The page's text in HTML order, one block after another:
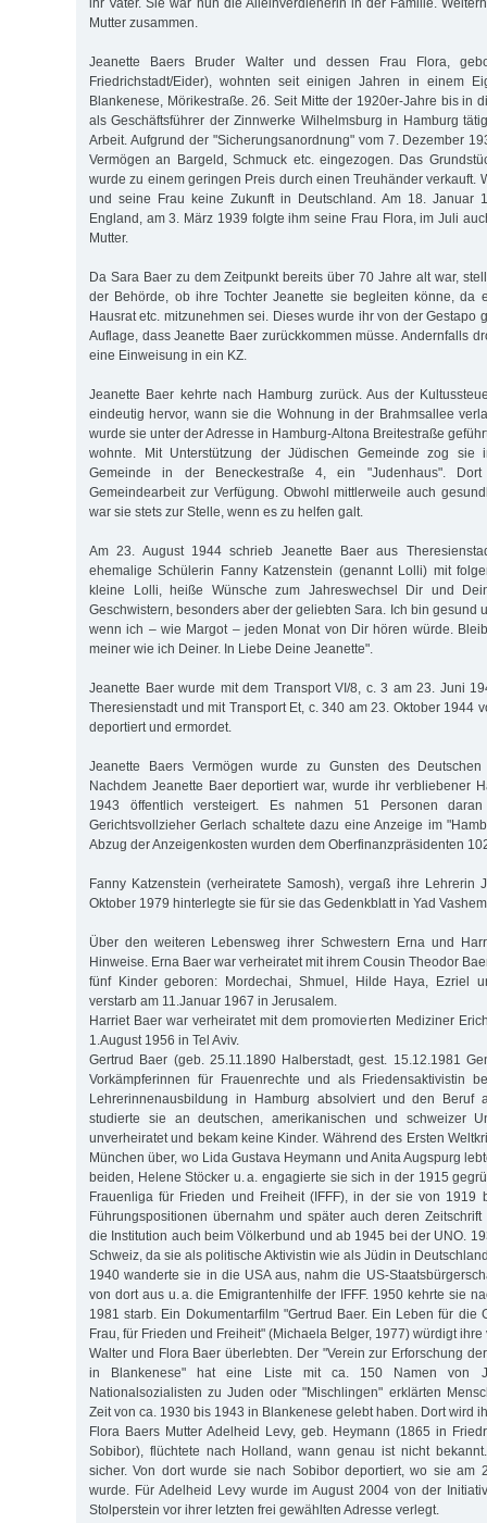
Mutter zusammen.
Jeanette Baers Bruder Walter und dessen Frau Flora,
Friedrichstadt/Eider), wohnten seit einigen Jahren in einem
Blankenese, Mörikestraße. 26. Seit Mitte der 1920er-Jahre bis in
als Geschäftsführer der Zinnwerke Wilhelmsburg in Hamburg
Arbeit. Aufgrund der "Sicherungsanordnung" vom 7. Dezember
Vermögen an Bargeld, Schmuck etc. eingezogen. Das
wurde zu einem geringen Preis durch einen Treuhänder verkauft.
und seine Frau keine Zukunft in Deutschland. Am 18. Januar
England, am 3. März 1939 folgte ihm seine Frau Flora, im Juli
Mutter.
Da Sara Baer zu dem Zeitpunkt bereits über 70 Jahre alt war,
der Behörde, ob ihre Tochter Jeanette sie begleiten könne, da
Hausrat etc. mitzunehmen sei. Dieses wurde ihr von der Gestapo
Auflage, dass Jeanette Baer zurückkommen müsse. Andernfalls
eine Einweisung in ein KZ.
Jeanette Baer kehrte nach Hamburg zurück. Aus der
eindeutig hervor, wann sie die Wohnung in der Brahmsallee
wurde sie unter der Adresse in Hamburg-Altona Breitestraße
wohnte. Mit Unterstützung der Jüdischen Gemeinde zog sie
Gemeinde in der Beneckestraße 4, ein "Judenhaus".
Gemeindearbeit zur Verfügung. Obwohl mittlerweile auch
war sie stets zur Stelle, wenn es zu helfen galt.
Am 23. August 1944 schrieb Jeanette Baer aus
ehemalige Schülerin Fanny Katzenstein (genannt Lolli) mit
kleine Lolli, heiße Wünsche zum Jahreswechsel Dir und
Geschwistern, besonders aber der geliebten Sara. Ich bin gesund
wenn ich – wie Margot – jeden Monat von Dir hören würde.
meiner wie ich Deiner. In Liebe Deine Jeanette".
Jeanette Baer wurde mit dem Transport VI/8, c. 3 am 23. Juni
Theresienstadt und mit Transport Et, c. 340 am 23. Oktober 1944
deportiert und ermordet.
Jeanette Baers Vermögen wurde zu Gunsten des
Nachdem Jeanette Baer deportiert war, wurde ihr verbliebener
1943 öffentlich versteigert. Es nahmen 51 Personen
Gerichtsvollzieher Gerlach schaltete dazu eine Anzeige im
Abzug der Anzeigenkosten wurden dem Oberfinanzpräsidenten
Fanny Katzenstein (verheiratete Samosh), vergaß ihre Lehrerin
Oktober 1979 hinterlegte sie für sie das Gedenkblatt in Yad
Über den weiteren Lebensweg ihrer Schwestern Erna und
Hinweise. Erna Baer war verheiratet mit ihrem Cousin Theodor
fünf Kinder geboren: Mordechai, Shmuel, Hilde Haya, Ezriel
verstarb am 11.Januar 1967 in Jerusalem.
Harriet Baer war verheiratet mit dem promovierten Mediziner
1.August 1956 in Tel Aviv.
Gertrud Baer (geb. 25.11.1890 Halberstadt, gest. 15.12.1981
Vorkämpferinnen für Frauenrechte und als Friedensaktivistin
Lehrerinnenausbildung in Hamburg absolviert und den Beruf
studierte sie an deutschen, amerikanischen und schweizer
unverheiratet und bekam keine Kinder. Während des Ersten
München über, wo Lida Gustava Heymann und Anita Augspurg
beiden, Helene Stöcker u. a. engagierte sie sich in der 1915
Frauenliga für Frieden und Freiheit (IFFF), in der sie von 1919
Führungspositionen übernahm und später auch deren
die Institution auch beim Völkerbund und ab 1945 bei der UNO.
Schweiz, da sie als politische Aktivistin wie als Jüdin in
1940 wanderte sie in die USA aus, nahm die US-
von dort aus u. a. die Emigrantenhilfe der IFFF. 1950 kehrte sie
1981 starb. Ein Dokumentarfilm "Gertrud Baer. Ein Leben für die
Frau, für Frieden und Freiheit" (Michaela Belger, 1977) würdigt
Walter und Flora Baer überlebten. Der "Verein zur Erforschung
in Blankenese" hat eine Liste mit ca. 150 Namen von
Nationalsozialisten zu Juden oder "Mischlingen" erklärten
Zeit von ca. 1930 bis 1943 in Blankenese gelebt haben. Dort wird
Flora Baers Mutter Adelheid Levy, geb. Heymann (1865 in
Sobibor), flüchtete nach Holland, wann genau ist nicht
sicher. Von dort wurde sie nach Sobibor deportiert, wo sie am
wurde. Für Adelheid Levy wurde im August 2004 von der
Stolperstein vor ihrer letzten frei gewählten Adresse verlegt.